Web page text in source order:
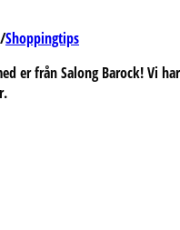
/Shoppingtips
er från Salong Barock!